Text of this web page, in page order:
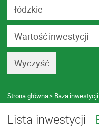
łódzkie
Wartość inwestycji
Strona główna Baza inwestycji
Lista inwestycji -